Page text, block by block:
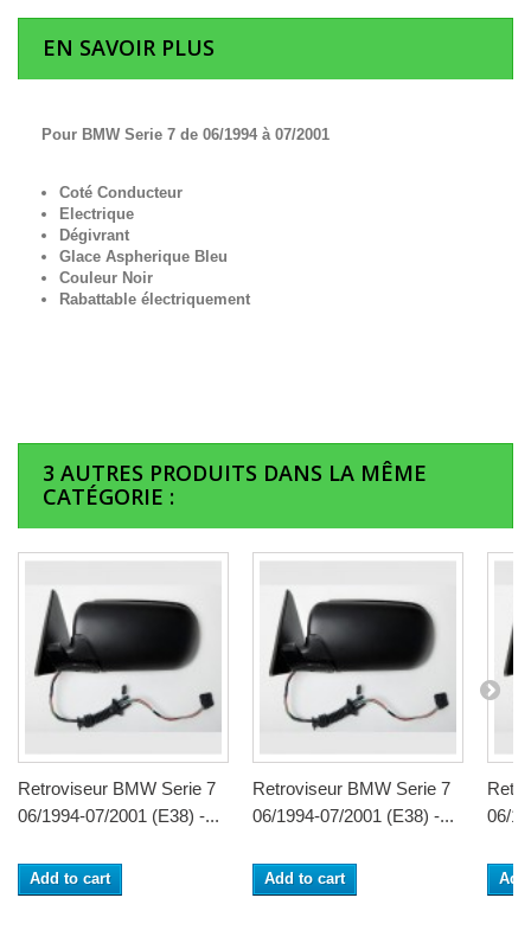
EN SAVOIR PLUS
Pour BMW Serie 7 de 06/1994 à 07/2001
Coté Conducteur
Electrique
Dégivrant
Glace Aspherique Bleu
Couleur Noir
Rabattable électriquement
3 AUTRES PRODUITS DANS LA MÊME
CATÉGORIE :
Retroviseur BMW Serie 7
06/1994-07/2001 (E38) -...
Add to cart
Retroviseur BMW Serie 7
06/1994-07/2001 (E38) -...
Add to cart
06/